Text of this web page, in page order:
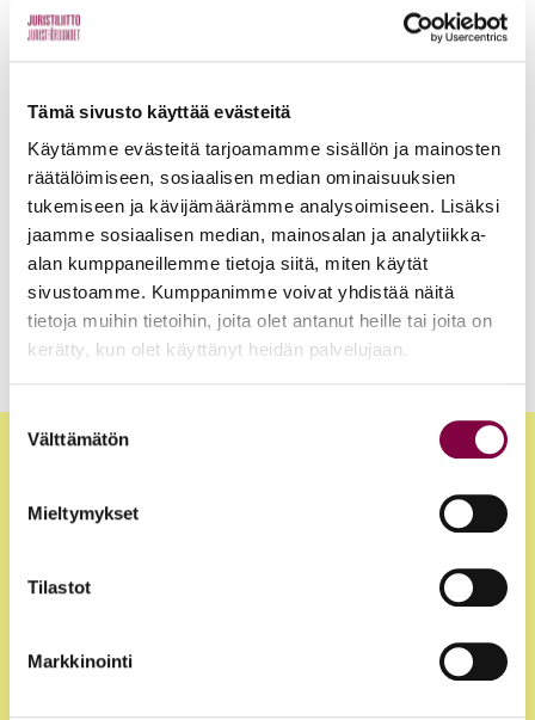
Tämä sivusto käyttää evästeitä
Käytämme evästeitä tarjoamamme sisällön ja mainosten
räätälöimiseen, sosiaalisen median ominaisuuksien
tukemiseen ja kävijämäärämme analysoimiseen. Lisäksi
jaamme sosiaalisen median, mainosalan ja analytiikka-
alan kumppaneillemme tietoja siitä, miten käytät
sivustoamme. Kumppanimme voivat yhdistää näitä
tietoja muihin tietoihin, joita olet antanut heille tai joita on
kerätty, kun olet käyttänyt heidän palvelujaan.
Suostumuksen
valinta
Välttämätön
Mieltymykset
Tilastot
Markkinointi
Loma-asunnot
Henkilöt 17.9.2025
Jurrit eli oikkarilähettiläät
Henkilöt 19.2.2025
Työ- ja virkasuhdeneuvonta